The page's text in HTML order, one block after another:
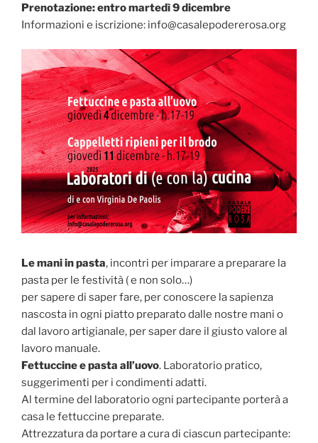
Prenotazione: entro martedì 9 dicembre
Informazioni e iscrizione: info@casalepodererosa.org
Le mani in pasta, incontri per imparare a preparare la
pasta per le festività ( e non solo…)
per sapere di saper fare, per conoscere la sapienza
nascosta in ogni piatto preparato dalle nostre mani o
dal lavoro artigianale, per saper dare il giusto valore al
lavoro manuale.
Fettuccine e pasta all’uovo. Laboratorio pratico,
suggerimenti per i condimenti adatti.
Al termine del laboratorio ogni partecipante porterà a
casa le fettuccine preparate.
Attrezzatura da portare a cura di ciascun partecipante: